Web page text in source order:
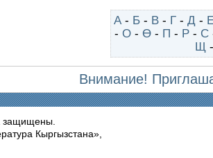
А - Б - В - Г - Д -
- О- Ө- П - Р- С
Щ
Внимание!
защищены.
Кыргызстана»,